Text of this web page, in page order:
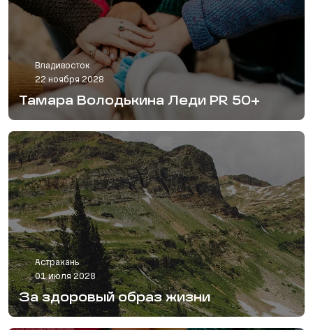
Владивосток
22 ноября 2028
Тамара Володькина Леди PR 50+
Астрахань
01 июля 2028
За здоровый образ жизни